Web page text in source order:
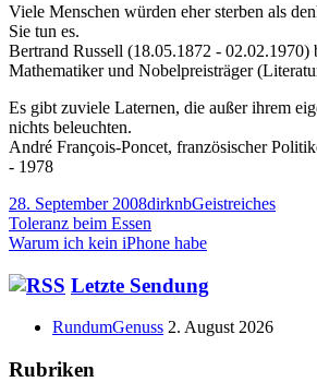
Viele Menschen würden eher sterben als
Sie tun es.
Bertrand Russell (18.05.1872 - 02.02.1970)
Mathematiker und Nobelpreisträger
Es gibt zuviele Laternen, die außer ihrem
nichts beleuchten.
André François-Poncet, französischer
- 1978
Veröffentlicht
am
28. September 2008Autor
dirknbKategorien
Geistreiches
Beitragsnavigation
Vorheriger
Beitrag:
Toleranz beim Essen
Nächster
Warum ich kein iPhone habe
Haupt-
Seitenleiste
Letzte Sendung
RundumGenuss 2. August 2026
Rubriken